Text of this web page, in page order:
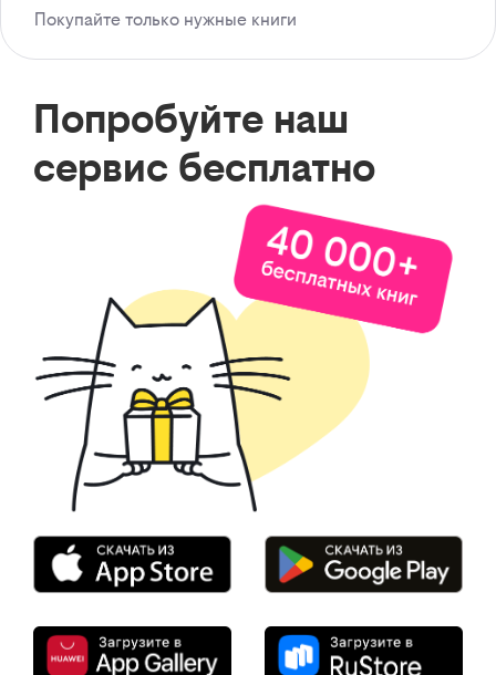
Покупайте только нужные книги
Попробуйте наш
сервис бесплатно